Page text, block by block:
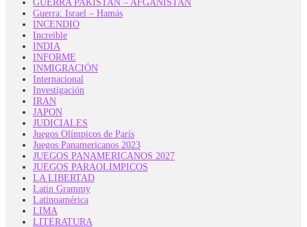
GUERRA PAKISTAN – AFGANISTAN
Guerra: Israel – Hamás
INCENDIO
Increible
INDIA
INFORME
INMIGRACIÓN
Internacional
Investigación
IRAN
JAPON
JUDICIALES
Juegos Olímpicos de París
Juegos Panamericanos 2023
JUEGOS PANAMERICANOS 2027
JUEGOS PARAOLIMPICOS
LA LIBERTAD
Latin Grammy
Latinoamérica
LIMA
LITERATURA